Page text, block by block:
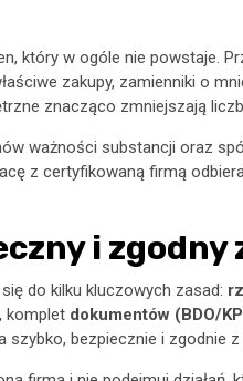
który w ogóle nie powstaje.
zakupy, zamienniki o
znacząco zmniejszają
ważności substancji oraz
z certyfikowaną firmą
i zgodny
do kilku kluczowych zasad:
, komplet dokumentów (BDO/
bezpiecznie i zgodnie z